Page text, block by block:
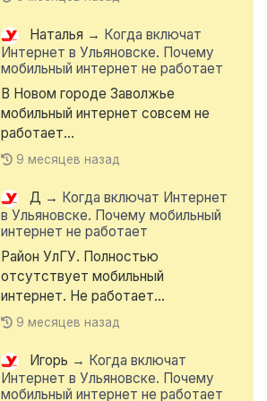
Наталья → Когда включат
Интернет в Ульяновске. Почему
мобильный интернет не работает
В Новом городе Заволжье
мобильный интернет совсем не
работает...
9 месяцев назад
Д → Когда включат Интернет
в Ульяновске. Почему мобильный
интернет не работает
Район УлГУ. Полностью
отсутствует мобильный
интернет. Не работает...
9 месяцев назад
Игорь → Когда включат
Интернет в Ульяновске. Почему
мобильный интернет не работает